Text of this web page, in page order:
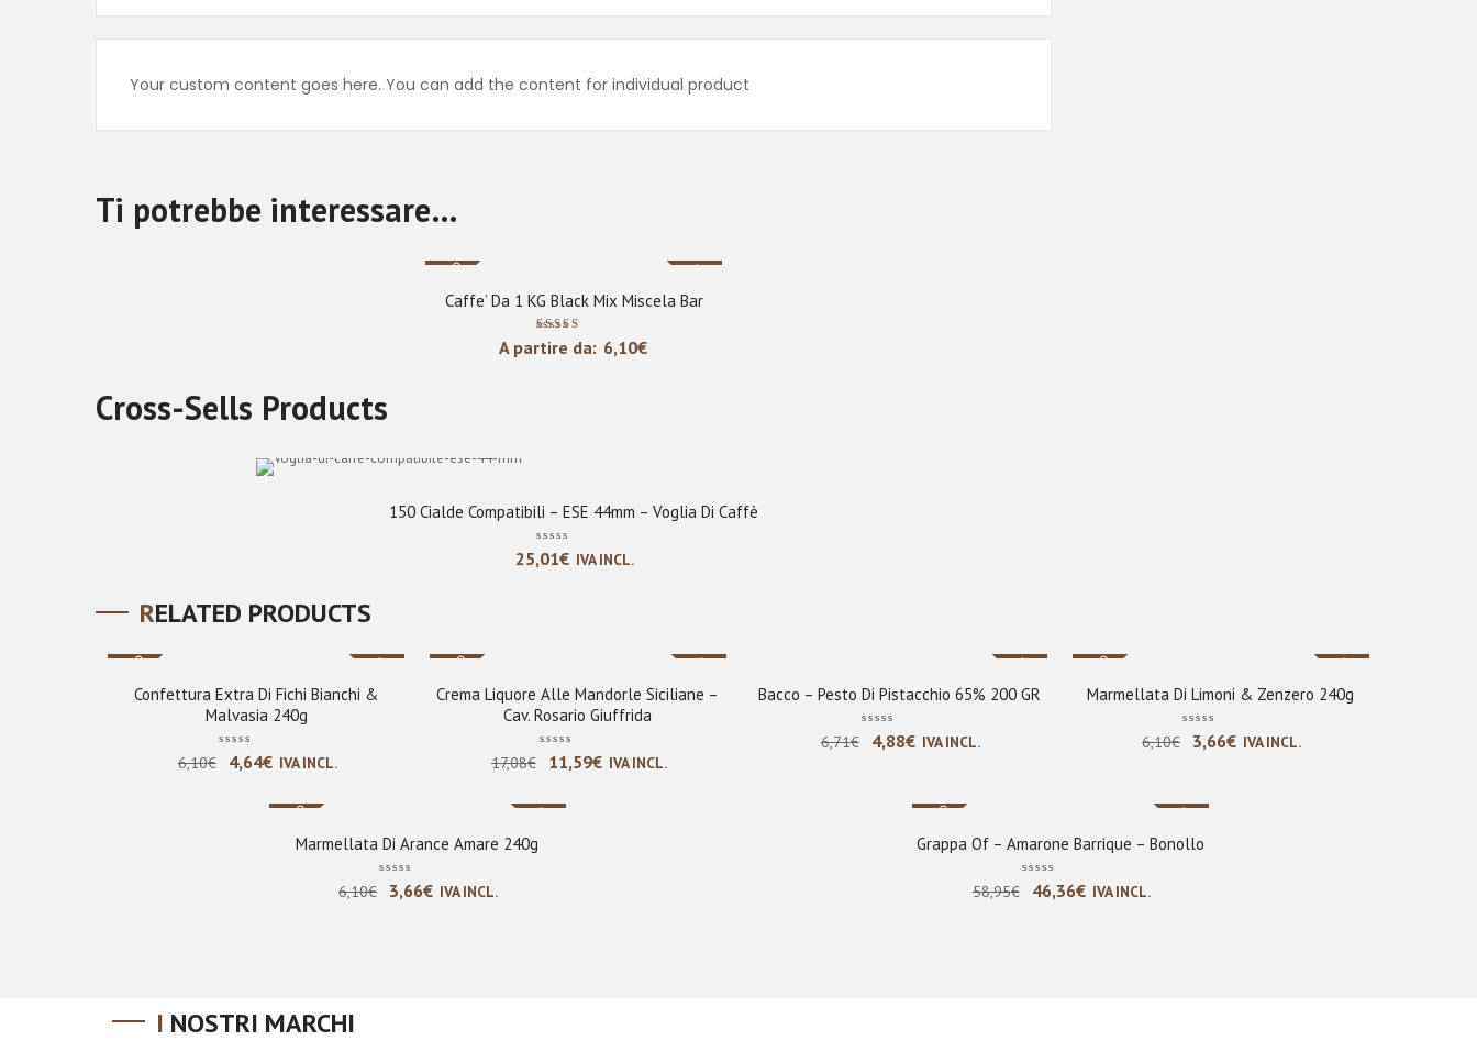
Your custom content goes here. You can add the content for individual product
Ti potrebbe interessare…
Sale
Nuovo
Caffe’ Da 1 KG Black Mix Miscela Bar
Valutato
5.00 su 5
A partire da: 6,10€
Cross-Sells Products
150 Cialde Compatibili – ESE 44mm – Voglia Di Caffè
25,01€ IVA INCL.
RELATED PRODUCTS
Sale
Nuovo
Confettura Extra Di Fichi Bianchi &
Malvasia 240g
6,10€
Il
originale
4,64€ Il
attuale
IVA INCL.
Sale
Nuovo
Crema Liquore Alle Mandorle Siciliane –
Cav. Rosario Giuffrida
17,08€
Il
originale
11,59€ IlIVA INCL.
Sale
Bacco – Pesto Di Pistacchio 65% 200 GR
6,71€
Il
4,88€ Il
4,88€.
IVA INCL.
Sale
Nuovo
Marmellata Di Limoni & Zenzero 240g
6,10€
Il
6,10€.
3,66€ IlIVA INCL.
Sale
Nuovo
Marmellata Di Arance Amare 240g
6,10€
Il
3,66€ IlIVA INCL.
Sale
Nuovo
Grappa Of – Amarone Barrique – Bonollo
58,95€
Il
46,36€ IlIVA INCL.
I NOSTRI MARCHI